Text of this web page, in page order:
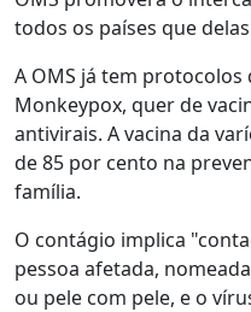
todos os países que
A OMS já tem
Monkeypox, quer de
antivirais. A vacina da
de 85 por cento na
família.
O contágio implica
pessoa afetada,
ou pele com pele, e o